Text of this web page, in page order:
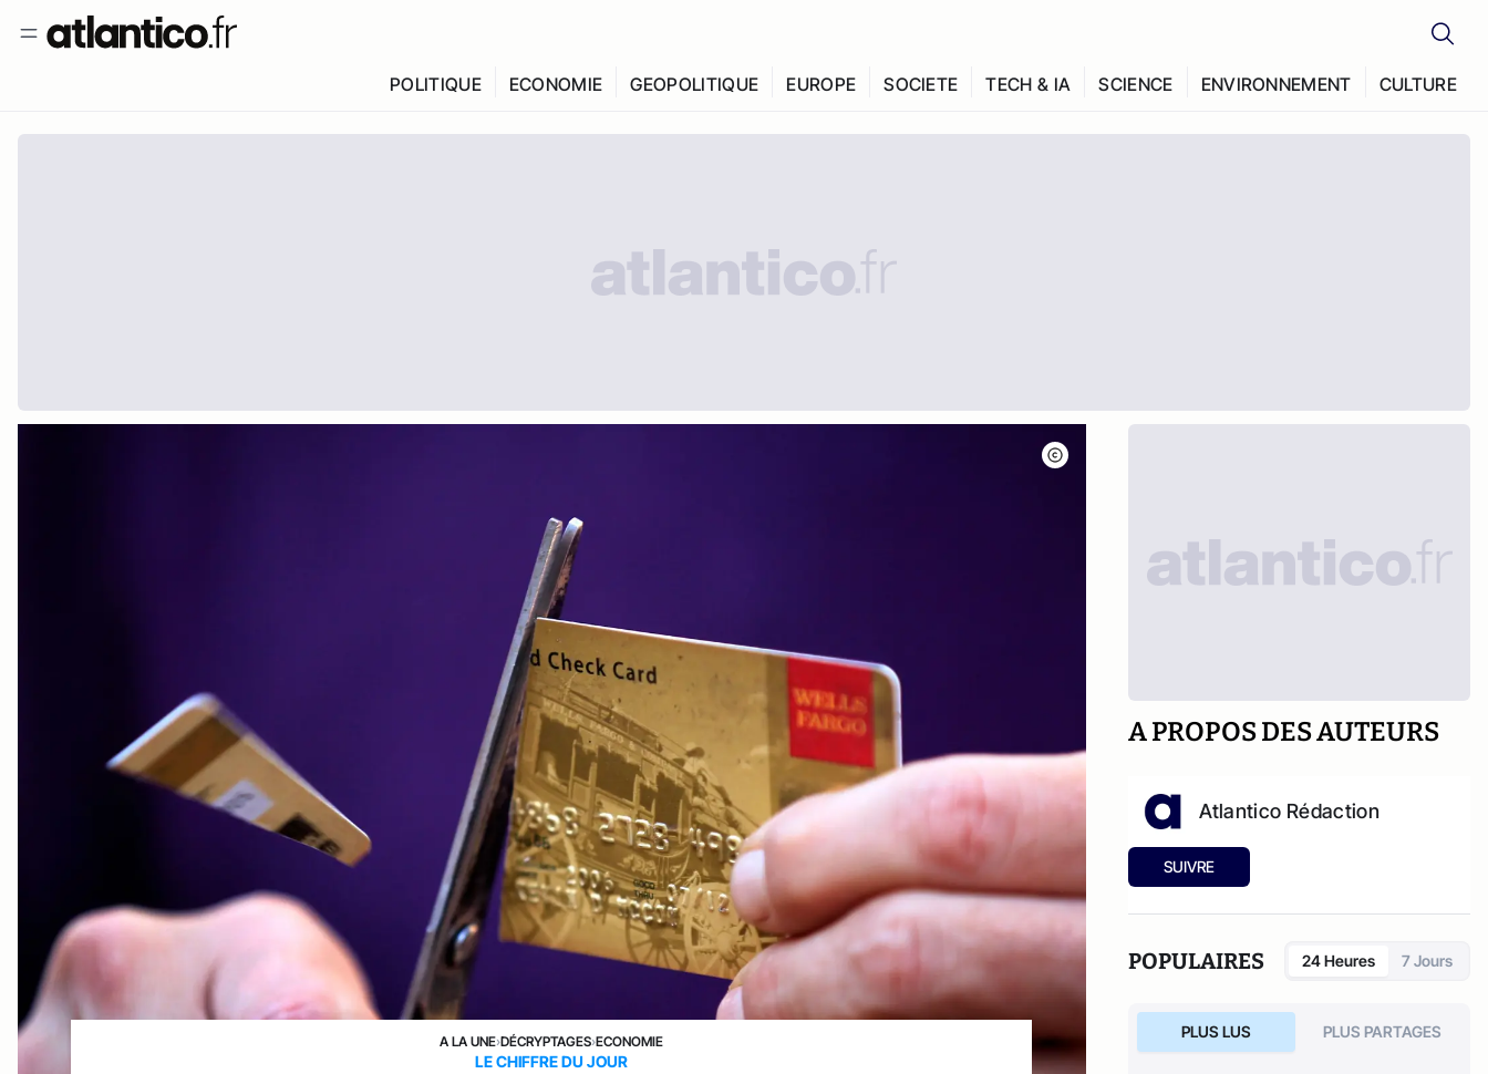
POLITIQUE ECONOMIE GEOPOLITIQUE EUROPE SOCIETE TECH & IA SCIENCE ENVIRONNEMENT CULTURE
A LA UNE›DÉCRYPTAGES›ECONOMIE
LE CHIFFRE DU JOUR
A PROPOS DES AUTEURS
Atlantico Rédaction
SUIVRE
POPULAIRES 24 Heures 7 Jours
PLUS LUS PLUS PARTAGES